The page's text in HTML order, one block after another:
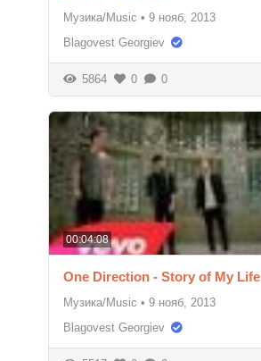
Музика/Music • 9 нояб, 2013
Blagovest Georgiev
5864 0 0
00:04:08
One Direction - Story of My Life
Музика/Music • 9 нояб, 2013
Blagovest Georgiev